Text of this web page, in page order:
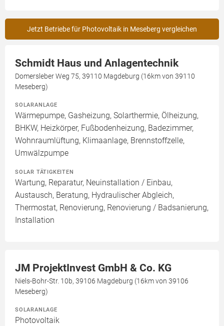
Jetzt Betriebe für Photovoltaik in Meseberg vergleichen
Schmidt Haus und Anlagentechnik
Domersleber Weg 75, 39110 Magdeburg (16km von 39110
Meseberg)
SOLARANLAGE
Wärmepumpe, Gasheizung, Solarthermie, Ölheizung,
BHKW, Heizkörper, Fußbodenheizung, Badezimmer,
Wohnraumlüftung, Klimaanlage, Brennstoffzelle,
Umwälzpumpe
SOLAR TÄTIGKEITEN
Wartung, Reparatur, Neuinstallation / Einbau,
Austausch, Beratung, Hydraulischer Abgleich,
Thermostat, Renovierung, Renovierung / Badsanierung,
Installation
JM ProjektInvest GmbH & Co. KG
Niels-Bohr-Str. 10b, 39106 Magdeburg (16km von 39106
Meseberg)
SOLARANLAGE
Photovoltaik